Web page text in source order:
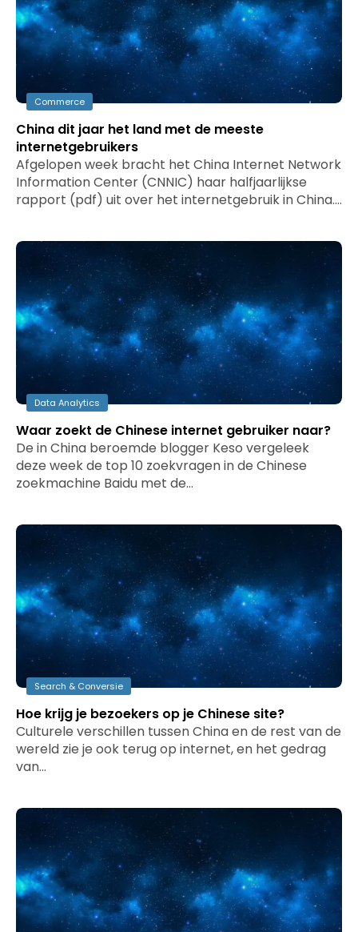
Commerce
China dit jaar het land met de meeste
internetgebruikers
Afgelopen week bracht het China Internet Network
Information Center (CNNIC) haar halfjaarlijkse
rapport (pdf) uit over het internetgebruik in China.…
Data Analytics
Waar zoekt de Chinese internet gebruiker naar?
De in China beroemde blogger Keso vergeleek
deze week de top 10 zoekvragen in de Chinese
zoekmachine Baidu met de…
Search & Conversie
Hoe krijg je bezoekers op je Chinese site?
Culturele verschillen tussen China en de rest van de
wereld zie je ook terug op internet, en het gedrag
van…